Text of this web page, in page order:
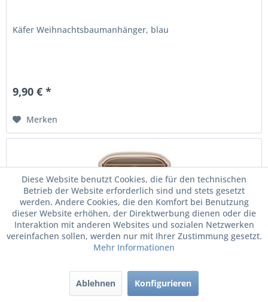
Käfer Weihnachtsbaumanhänger, blau
9,90 € *
Merken
Original VW Keksausstecher T1 Bulli Käfer...
Diese Website benutzt Cookies, die für den technischen
Betrieb der Website erforderlich sind und stets gesetzt
werden. Andere Cookies, die den Komfort bei Benutzung
dieser Website erhöhen, der Direktwerbung dienen oder die
Interaktion mit anderen Websites und sozialen Netzwerken
vereinfachen sollen, werden nur mit Ihrer Zustimmung gesetzt.
Mehr Informationen
Ablehnen Konfigurieren